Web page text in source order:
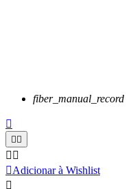
fiber_manual_record

 
 
Adicionar à Wishlist
